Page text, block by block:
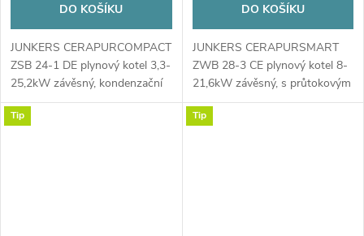
DO KOŠÍKU
JUNKERS CERAPURCOMPACT
ZSB 24-1 DE plynový kotel 3,3-
25,2kW závěsný, kondenzační
DO KOŠÍKU
JUNKERS CERAPURSMART
ZWB 28-3 CE plynový kotel 8-
21,6kW závěsný, s průtokovým
ohřevem TV
Tip Tip